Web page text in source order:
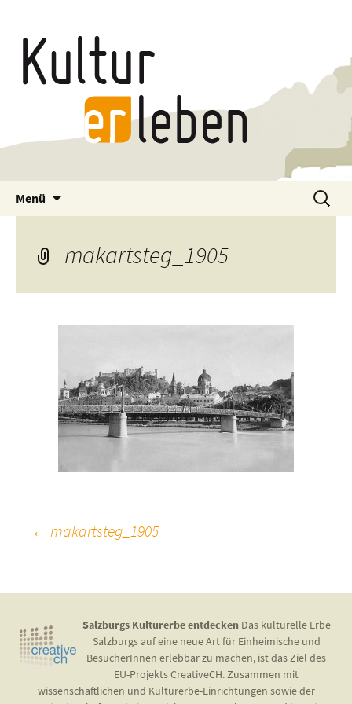
Menü
Suchen
nach:
makartsteg_1905
Beitragsnavigation
← makartsteg_1905
Salzburgs Kulturerbe entdecken Das kulturelle Erbe
Salzburgs auf eine neue Art für Einheimische und
BesucherInnen erlebbar zu machen, ist das Ziel des
EU-Projekts CreativeCH. Zusammen mit
wissenschaftlichen und Kulturerbe-Einrichtungen sowie der